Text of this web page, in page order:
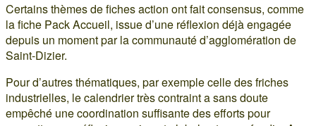
Certains thèmes de fiches action ont fait consensus, comme
la fiche Pack Accueil, issue d’une réflexion déjà engagée
depuis un moment par la communauté d’agglomération de
Saint-Dizier.
Pour d’autres thématiques, par exemple celle des friches
industrielles, le calendrier très contraint a sans doute
empêché une coordination suffisante des efforts pour